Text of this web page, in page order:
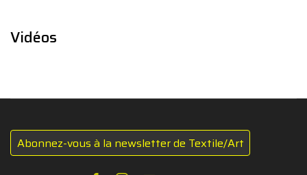
Vidéos
Abonnez-vous à la newsletter de Textile/Art